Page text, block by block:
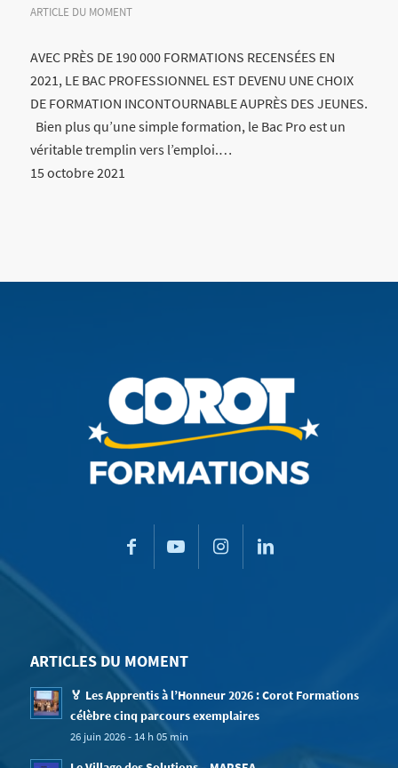
ARTICLE DU MOMENT
AVEC PRÈS DE 190 000 FORMATIONS RECENSÉES EN
2021, LE BAC PROFESSIONNEL EST DEVENU UNE CHOIX
DE FORMATION INCONTOURNABLE AUPRÈS DES JEUNES.
Bien plus qu’une simple formation, le Bac Pro est un
véritable tremplin vers l’emploi.…
15 octobre 2021
ARTICLES DU MOMENT
🏅 Les Apprentis à l’Honneur 2026 : Corot Formations
célèbre cinq parcours exemplaires
26 juin 2026 - 14 h 05 min